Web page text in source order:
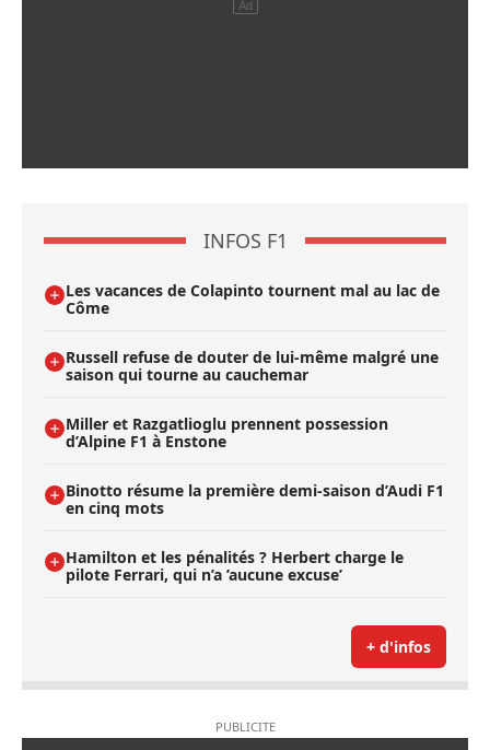
INFOS F1
Les vacances de Colapinto tournent mal au lac de
Côme
Russell refuse de douter de lui-même malgré une
saison qui tourne au cauchemar
Miller et Razgatlioglu prennent possession
d’Alpine F1 à Enstone
Binotto résume la première demi-saison d’Audi F1
en cinq mots
Hamilton et les pénalités ? Herbert charge le
pilote Ferrari, qui n’a ’aucune excuse’
+ d'infos